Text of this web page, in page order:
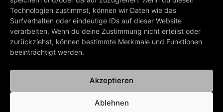
Technologien zustimmst, können wir Daten wie das
Surfverhalten oder eindeutige IDs auf dieser Website
verarbeiten. Wenn du deine Zustimmung nicht erteilst oder
zurückziehst, können bestimmte Merkmale und Funktionen
beeinträchtigt werden.
Akzeptieren
Ablehnen
favorite Alphaville songs, arrange them in their
preferred order, and save them as a playlist.
PREV
Salvation (2023 Remaster)
BACK TO ALL DISCOGRAPHIES